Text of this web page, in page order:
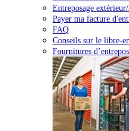
Entreposage
Payer ma facture
FAQ
Conseils sur le libre-
Fournitures